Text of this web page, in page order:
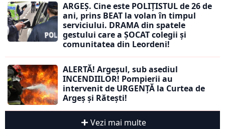
ARGEȘ. Cine este POLIȚISTUL de 26 de
ani, prins BEAT la volan în timpul
serviciului. DRAMA din spatele
gestului care a ȘOCAT colegii și
comunitatea din Leordeni!
ALERTĂ! Argeșul, sub asediul
INCENDIILOR! Pompierii au
intervenit de URGENȚĂ la Curtea de
Argeș și Rătești!
Vezi mai multe